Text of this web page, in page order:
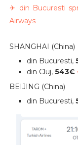
✈ din Bucuresti
Airways
SHANGHAI (China)
din Bucuresti,
din Cluj, 543€
BEIJING (China)
din Bucuresti,